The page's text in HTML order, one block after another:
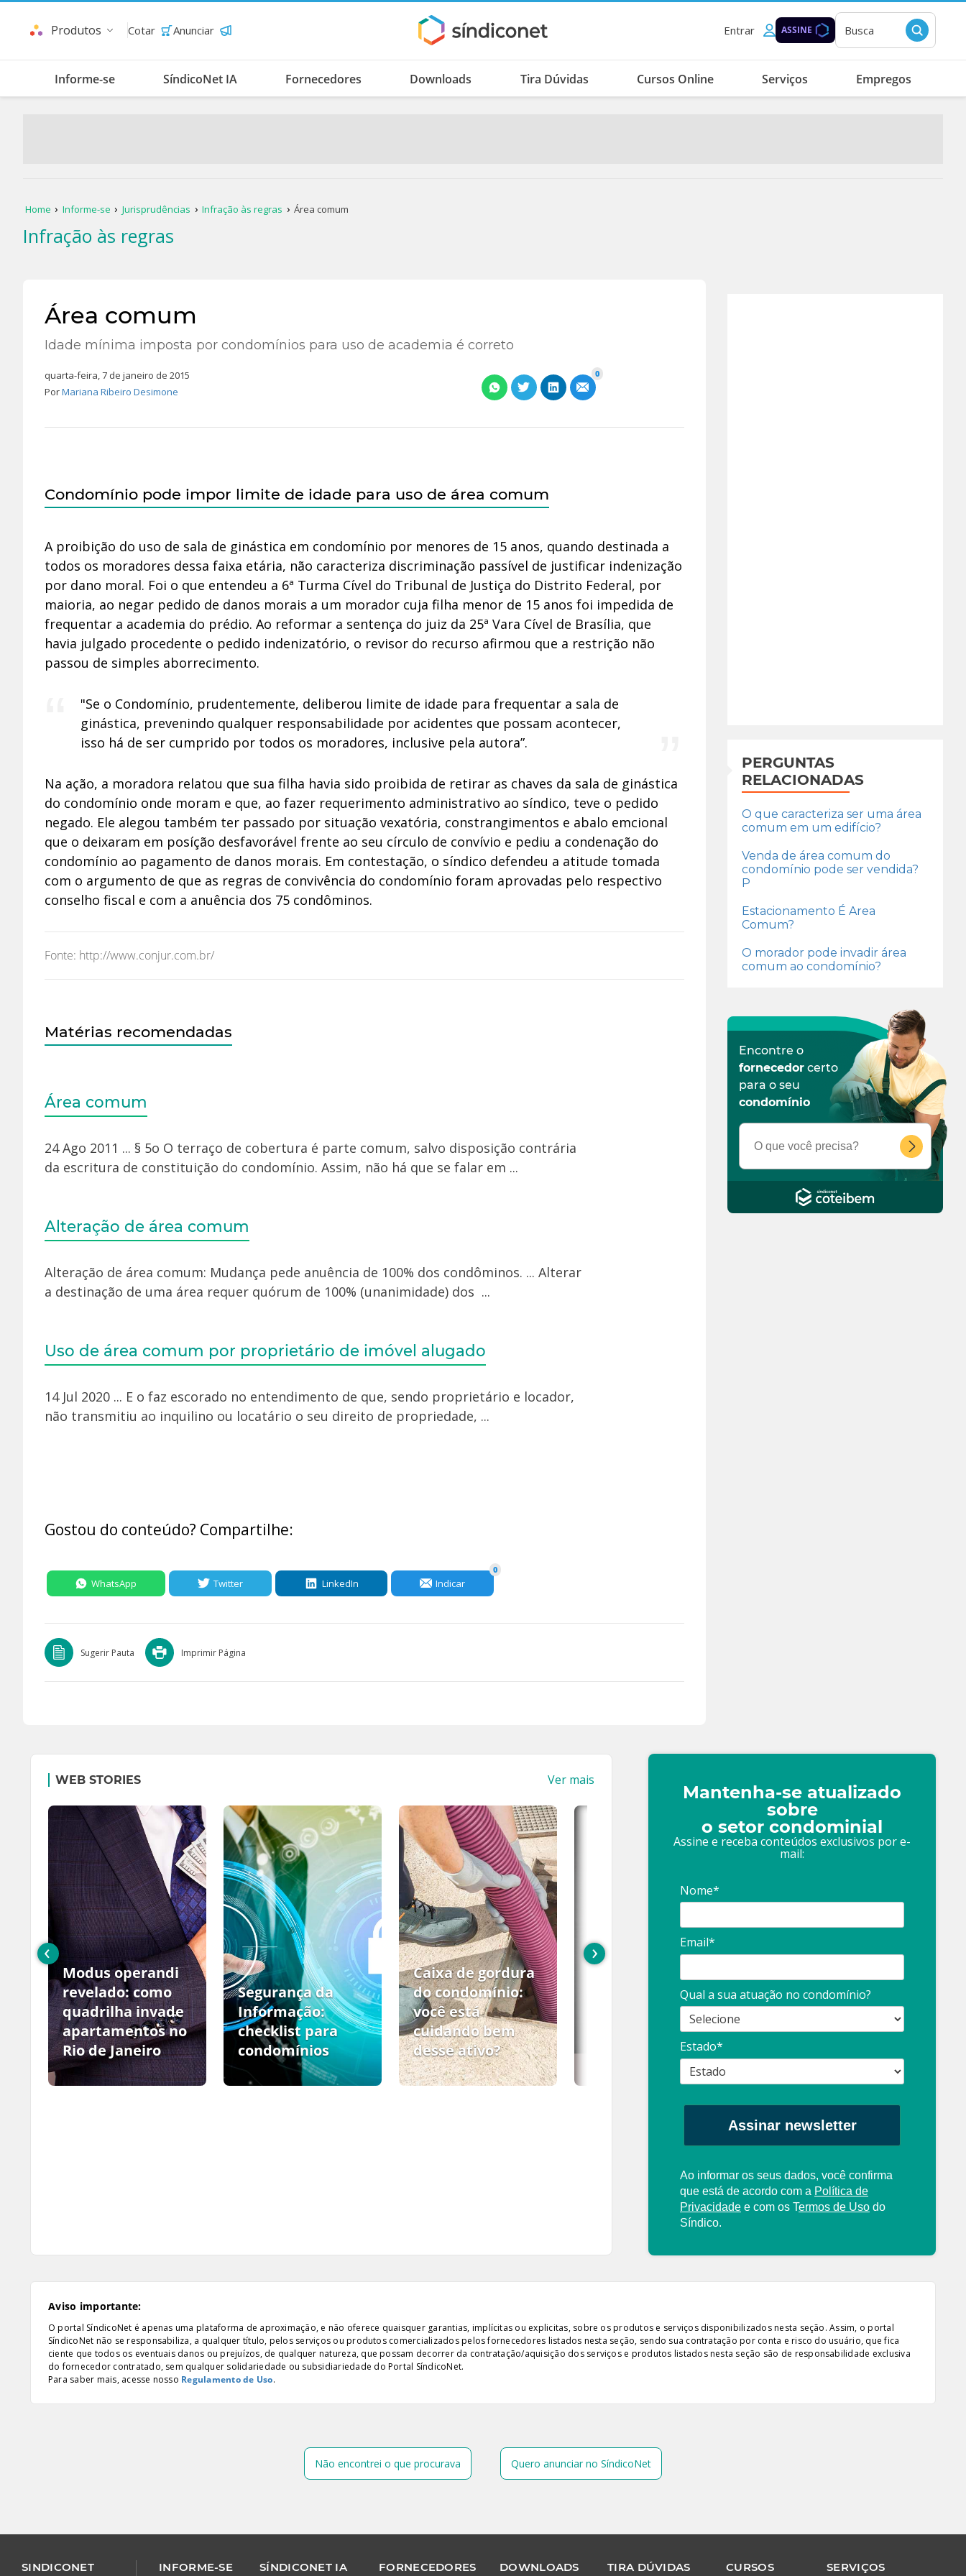
Produtos Cotar Anunciar Entrar ASSINE Busca
Informe-se SíndicoNet IA Fornecedores Downloads Tira Dúvidas Cursos Online Serviços Empregos
Home Informe-se Jurisprudências Infração às regras Área comum
Infração às regras
Área comum
Idade mínima imposta por condomínios para uso de academia é correto
quarta-feira, 7 de janeiro de 2015
PorMariana Ribeiro Desimone
0
Condomínio pode impor limite de idade para uso de área comum
A proibição do uso de sala de ginástica em condomínio por menores de 15 anos, quando destinada a
todos os moradores dessa faixa etária, não caracteriza discriminação passível de justificar indenização
por dano moral. Foi o que entendeu a 6ª Turma Cível do Tribunal de Justiça do Distrito Federal, por
maioria, ao negar pedido de danos morais a um morador cuja filha menor de 15 anos foi impedida de
frequentar a academia do prédio. Ao reformar a sentença do juiz da 25ª Vara Cível de Brasília, que
havia julgado procedente o pedido indenizatório, o revisor do recurso afirmou que a restrição não
passou de simples aborrecimento.
"Se o Condomínio, prudentemente, deliberou limite de idade para frequentar a sala de
ginástica, prevenindo qualquer responsabilidade por acidentes que possam acontecer,
isso há de ser cumprido por todos os moradores, inclusive pela autora”.
Na ação, a moradora relatou que sua filha havia sido proibida de retirar as chaves da sala de ginástica
do condomínio onde moram e que, ao fazer requerimento administrativo ao síndico, teve o pedido
negado. Ele alegou também ter passado por situação vexatória, constrangimentos e abalo emcional
que o deixaram em posíção desfavorável frente ao seu círculo de convívio e pediu a condenação do
condomínio ao pagamento de danos morais. Em contestação, o síndico defendeu a atitude tomada
com o argumento de que as regras de convivência do condomínio foram aprovadas pelo respectivo
conselho fiscal e com a anuência dos 75 condôminos.
Fonte: http://www.conjur.com.br/
Matérias recomendadas
Área comum
24 Ago 2011 ... § 5o O terraço de cobertura é parte comum, salvo disposição contrária
da escritura de constituição do condomínio. Assim, não há que se falar em ...
Alteração de área comum
Alteração de área comum: Mudança pede anuência de 100% dos condôminos. ... Alterar
a destinação de uma área requer quórum de 100% (unanimidade) dos ...
Uso de área comum por proprietário de imóvel alugado
14 Jul 2020 ... E o faz escorado no entendimento de que, sendo proprietário e locador,
não transmitiu ao inquilino ou locatário o seu direito de propriedade, ...
Gostou do conteúdo? Compartilhe:
WhatsApp Twitter LinkedIn Indicar
0
Sugerir Pauta Imprimir Página
PERGUNTAS
RELACIONADAS
O que caracteriza ser uma área
comum em um edifício?
Venda de área comum do
condomínio pode ser vendida?
P
Estacionamento É Area
Comum?
O morador pode invadir área
comum ao condomínio?
Encontre o
fornecedor certo
para o seu
condomínio
WEB STORIES Ver mais
Modus operandi
revelado: como
quadrilha invade
apartamentos no
Rio de Janeiro
Segurança da
Informação:
checklist para
condomínios
Caixa de gordura
do condomínio:
você está
cuidando bem
desse ativo?
PCMSO: O que é?
profissional:
cuidado com as
propagandas
‹ ›
Mantenha-se atualizado
sobre
o setor condominial
Assine e receba conteúdos exclusivos por e-
mail:
Nome*
Email*
Qual a sua atuação no condomínio?
Estado*
Assinar newsletter
Ao informar os seus dados, você confirma
que está de acordo com a Política de
Privacidade e com os Termos de Uso do
Síndico.
Aviso importante:
O portal SíndicoNet é apenas uma plataforma de aproximação, e não oferece quaisquer garantias, implícitas ou explicitas, sobre os produtos e serviços disponibilizados nesta seção. Assim, o portal
SíndicoNet não se responsabiliza, a qualquer título, pelos serviços ou produtos comercializados pelos fornecedores listados nesta seção, sendo sua contratação por conta e risco do usuário, que fica
ciente que todos os eventuais danos ou prejuízos, de qualquer natureza, que possam decorrer da contratação/aquisição dos serviços e produtos listados nesta seção são de responsabilidade exclusiva
do fornecedor contratado, sem qualquer solidariedade ou subsidiariedade do Portal SíndicoNet.
Para saber mais, acesse nosso Regulamento de Uso.
Não encontrei o que procurava Quero anunciar no SíndicoNet
SINDICONET INFORME-SE SÍNDICONET IA FORNECEDORES DOWNLOADS TIRA DÚVIDAS
CURSOS
SERVIÇOS